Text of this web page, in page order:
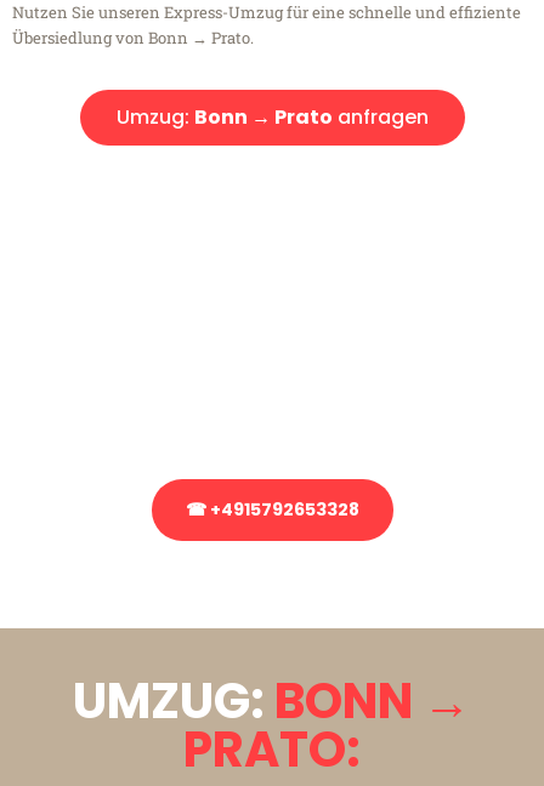
Nutzen Sie unseren Express-Umzug für eine schnelle und effiziente
Übersiedlung von Bonn → Prato.
Umzug: Bonn → Prato anfragen
☎ +4915792653328
UMZUG: BONN →
PRATO: